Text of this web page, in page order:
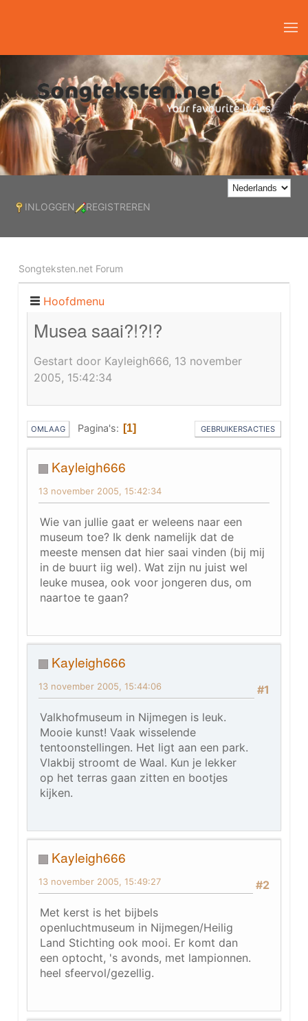
INLOGGEN REGISTREREN
Songteksten.net Forum
Hoofdmenu
Musea saai?!?!?
Gestart door Kayleigh666, 13 november
2005, 15:42:34
OMLAAG Pagina's 1 GEBRUIKERSACTIES
Kayleigh666
13 november 2005, 15:42:34
Wie van jullie gaat er weleens naar een
museum toe? Ik denk namelijk dat de
meeste mensen dat hier saai vinden (bij mij
in de buurt iig wel). Wat zijn nu juist wel
leuke musea, ook voor jongeren dus, om
naartoe te gaan?
Kayleigh666
#1
13 november 2005, 15:44:06
Valkhofmuseum in Nijmegen is leuk.
Mooie kunst! Vaak wisselende
tentoonstellingen. Het ligt aan een park.
Vlakbij stroomt de Waal. Kun je lekker
op het terras gaan zitten en bootjes
kijken.
Kayleigh666
#2
13 november 2005, 15:49:27
Met kerst is het bijbels
openluchtmuseum in Nijmegen/Heilig
Land Stichting ook mooi. Er komt dan
een optocht, 's avonds, met lampionnen.
heel sfeervol/gezellig.